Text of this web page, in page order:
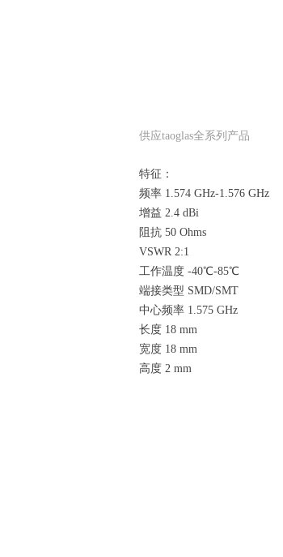
供应taoglas全系列产品
特征：
频率 1.574 GHz-1.576 GHz
增益 2.4 dBi
阻抗 50 Ohms
VSWR 2:1
工作温度 -40℃-85℃
端接类型 SMD/SMT
中心频率 1.575 GHz
长度 18 mm
宽度 18 mm
高度 2 mm